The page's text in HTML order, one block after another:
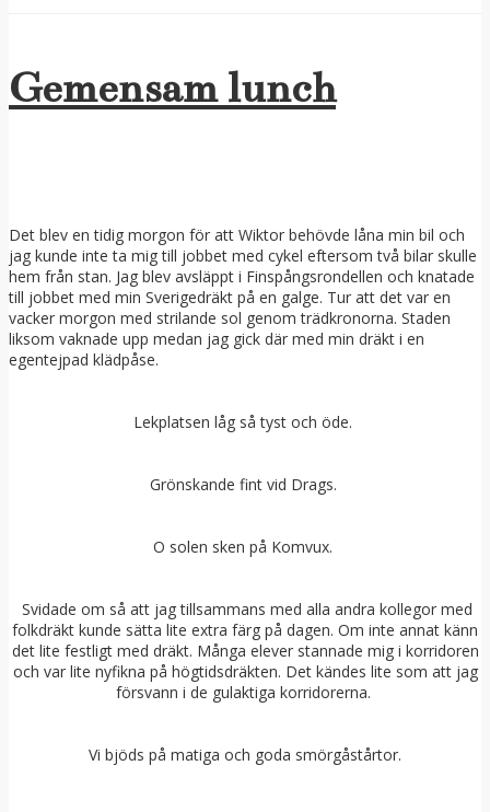
Gemensam lunch
Det blev en tidig morgon för att Wiktor behövde låna min bil och
jag kunde inte ta mig till jobbet med cykel eftersom två bilar skulle
hem från stan. Jag blev avsläppt i Finspångsrondellen och knatade
till jobbet med min Sverigedräkt på en galge. Tur att det var en
vacker morgon med strilande sol genom trädkronorna. Staden
liksom vaknade upp medan jag gick där med min dräkt i en
egentejpad klädpåse.
Lekplatsen låg så tyst och öde.
Grönskande fint vid Drags.
O solen sken på Komvux.
Svidade om så att jag tillsammans med alla andra kollegor med
folkdräkt kunde sätta lite extra färg på dagen. Om inte annat känn
det lite festligt med dräkt. Många elever stannade mig i korridoren
och var lite nyfikna på högtidsdräkten. Det kändes lite som att jag
försvann i de gulaktiga korridorerna.
Vi bjöds på matiga och goda smörgåstårtor.